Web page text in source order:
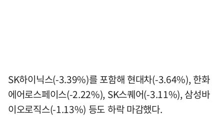
SK하이닉스(-3.39%)를 포함해 현대차(-3.64%), 한화
에어로스페이스(-2.22%), SK스퀘어(-3.11%), 삼성바
이오로직스(-1.13%) 등도 하락 마감했다.